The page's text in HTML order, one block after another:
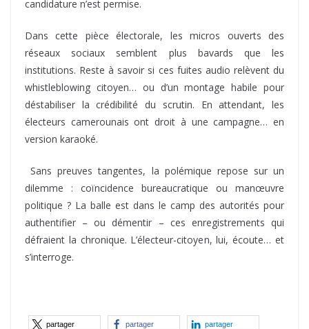
candidature n’est permise.
Dans cette pièce électorale, les micros ouverts des
réseaux sociaux semblent plus bavards que les
institutions. Reste à savoir si ces fuites audio relèvent du
whistleblowing citoyen… ou d’un montage habile pour
déstabiliser la crédibilité du scrutin. En attendant, les
électeurs camerounais ont droit à une campagne… en
version karaoké.
Sans preuves tangentes, la polémique repose sur un
dilemme : coïncidence bureaucratique ou manœuvre
politique ? La balle est dans le camp des autorités pour
authentifier – ou démentir – ces enregistrements qui
défraient la chronique. L’électeur-citoyen, lui, écoute… et
s’interroge.
partager partager partager